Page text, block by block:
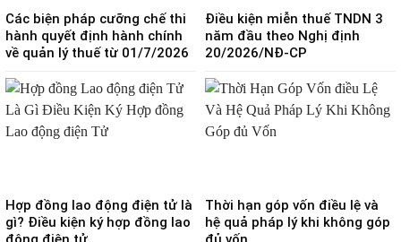
Các biện pháp cưỡng chế thi
hành quyết định hành chính
về quản lý thuế từ 01/7/2026
Điều kiện miễn thuế TNDN 3
năm đầu theo Nghị định
20/2026/NĐ-CP
Hợp đồng lao động điện tử là
gì? Điều kiện ký hợp đồng lao
Thời hạn góp vốn điều lệ và
hệ quả pháp lý khi không góp